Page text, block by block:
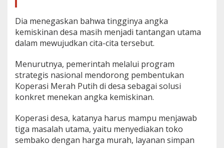
Dia menegaskan bahwa tingginya angka
kemiskinan desa masih menjadi tantangan utama
dalam mewujudkan cita-cita tersebut.
Menurutnya, pemerintah melalui program
strategis nasional mendorong pembentukan
Koperasi Merah Putih di desa sebagai solusi
konkret menekan angka kemiskinan.
Koperasi desa, katanya harus mampu menjawab
tiga masalah utama, yaitu menyediakan toko
sembako dengan harga murah, layanan simpan